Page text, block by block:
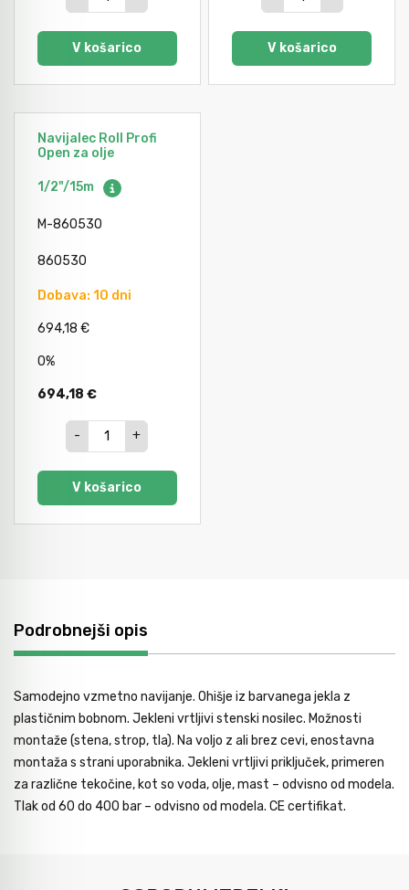
V košarico V košarico
Navijalec Roll Profi
Open za olje
1/2"/15m
M-860530
860530
Dobava: 10 dni
694,18 €
0%
694,18 €
- +
V košarico
Podrobnejši opis
Samodejno vzmetno navijanje. Ohišje iz barvanega jekla z
plastičnim bobnom. Jekleni vrtljivi stenski nosilec. Možnosti
montaže (stena, strop, tla). Na voljo z ali brez cevi, enostavna
montaža s strani uporabnika. Jekleni vrtljivi priključek, primeren
za različne tekočine, kot so voda, olje, mast – odvisno od modela.
Tlak od 60 do 400 bar – odvisno od modela. CE certifikat.
Orodje za kolesa
Neiskreče orodje